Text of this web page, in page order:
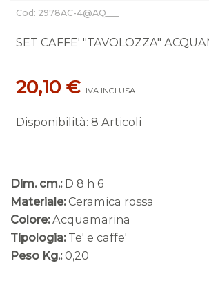
Cod: 2978AC-4@AQ___
SET CAFFE' "TAVOLOZZA"
20,10 € IVA INCLUSA
Disponibilità: 8 Articoli
Dim. cm.: D 8 h 6
Materiale: Ceramica rossa
Colore: Acquamarina
Tipologia: Te' e caffe'
Peso Kg.: 0,20